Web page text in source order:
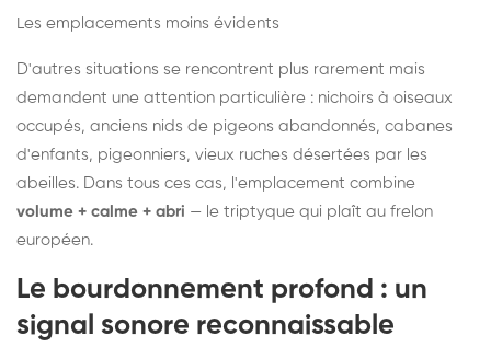
Les emplacements moins évidents
D'autres situations se rencontrent plus rarement mais
demandent une attention particulière : nichoirs à oiseaux
occupés, anciens nids de pigeons abandonnés, cabanes
d'enfants, pigeonniers, vieux ruches désertées par les
abeilles. Dans tous ces cas, l'emplacement combine
volume + calme + abri — le triptyque qui plaît au frelon
européen.
Le bourdonnement profond : un
signal sonore reconnaissable